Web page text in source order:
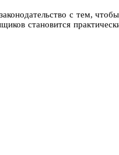
с тем,
становится